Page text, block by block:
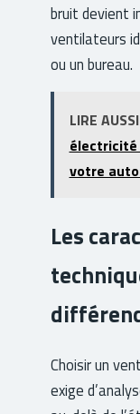
bruit devient
ventilateurs
ou un bureau.
LIRE AUSSI
électricité
votre
Les
Choisir un
exige